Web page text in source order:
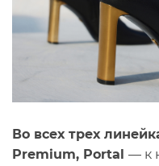
Во всех трех
Premium, Portal — к